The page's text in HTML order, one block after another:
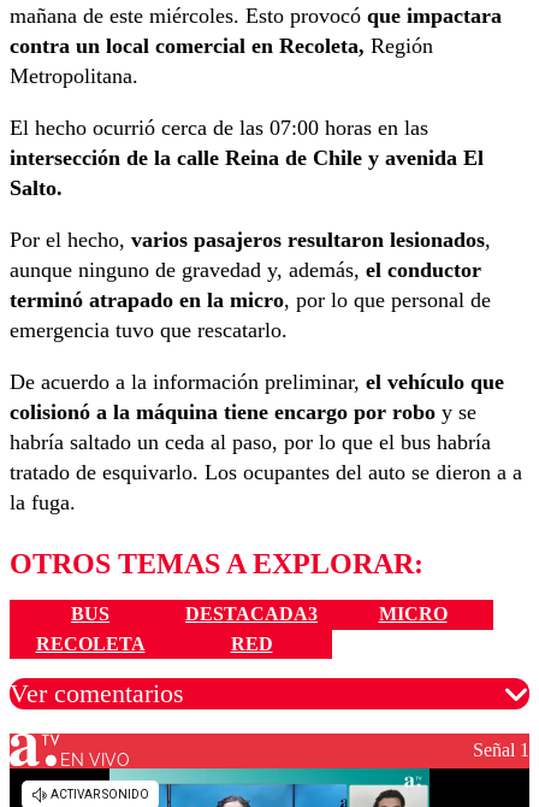
mañana de este miércoles. Esto provocó que impactara
contra un local comercial en Recoleta, Región
Metropolitana.
El hecho ocurrió cerca de las 07:00 horas en las
intersección de la calle Reina de Chile y avenida El
Salto.
Por el hecho, varios pasajeros resultaron lesionados,
aunque ninguno de gravedad y, además, el conductor
terminó atrapado en la micro, por lo que personal de
emergencia tuvo que rescatarlo.
De acuerdo a la información preliminar, el vehículo que
colisionó a la máquina tiene encargo por robo y se
habría saltado un ceda al paso, por lo que el bus habría
tratado de esquivarlo. Los ocupantes del auto se dieron a a
la fuga.
OTROS TEMAS A EXPLORAR:
BUS DESTACADA3
MICRO
RECOLETA
RED
Ver comentarios
Los comentarios son moderados para garantizar un
diálogo respetuoso.
EN VIVO Señal 1